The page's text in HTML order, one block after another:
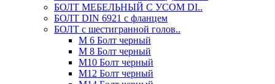
БОЛТ МЕБЕЛЬНЫЙ С УСОМ DI..
БОЛТ DIN 6921 c фланцем
БОЛТ с шестигранной голов..
М 6 Болт черный
М 8 Болт черный
М10 Болт черный
М12 Болт черный